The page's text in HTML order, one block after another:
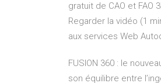
gratuit de CAO et
Regarder la vidéo (1
aux services Web
FUSION 360 : le
son équilibre entre